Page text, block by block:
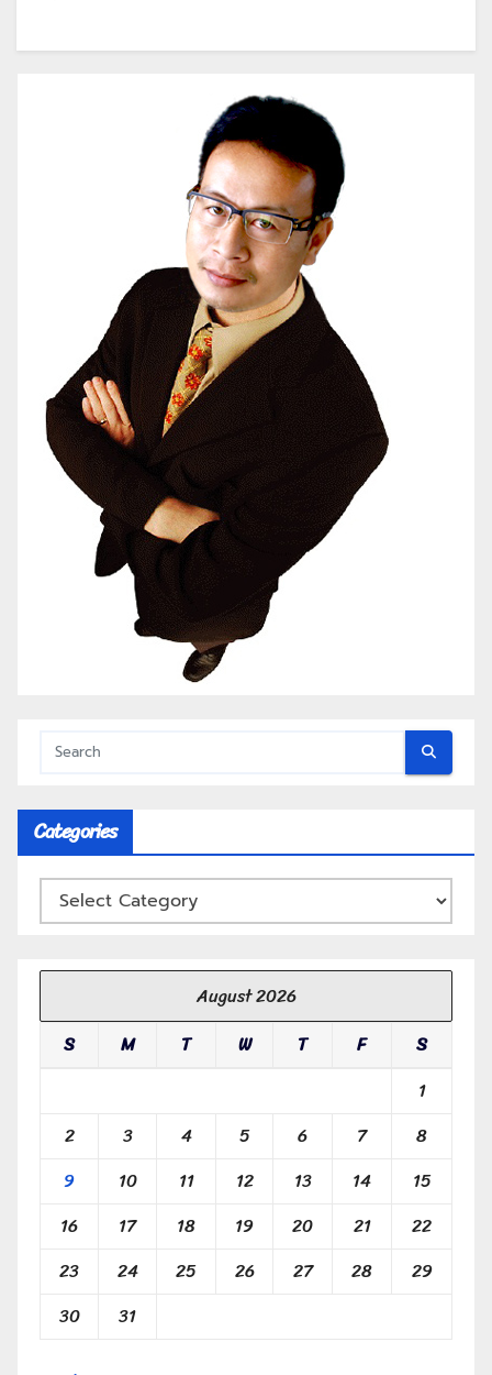
Categories
August 2026
S
M T W T F
S
1
2
3 4 5 6 7
8
9
10 11 12 13 14
15
16
17 18 19 20 21
22
23
24 25 26 27 28
29
30
31